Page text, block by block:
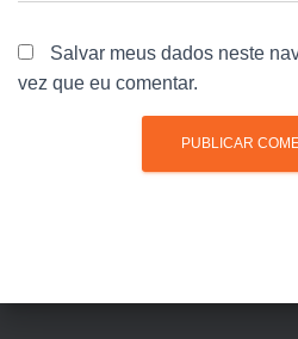
Salvar meus dados neste
vez que eu comentar.